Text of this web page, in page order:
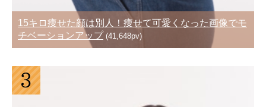
15キロ痩せた顔は別人！痩せて可愛くなった画像でモ
チベーションアップ (41,648pv)